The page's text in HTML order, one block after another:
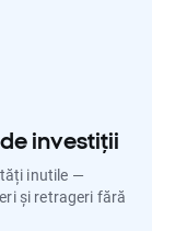
investiții
inutile —
și retrageri fără